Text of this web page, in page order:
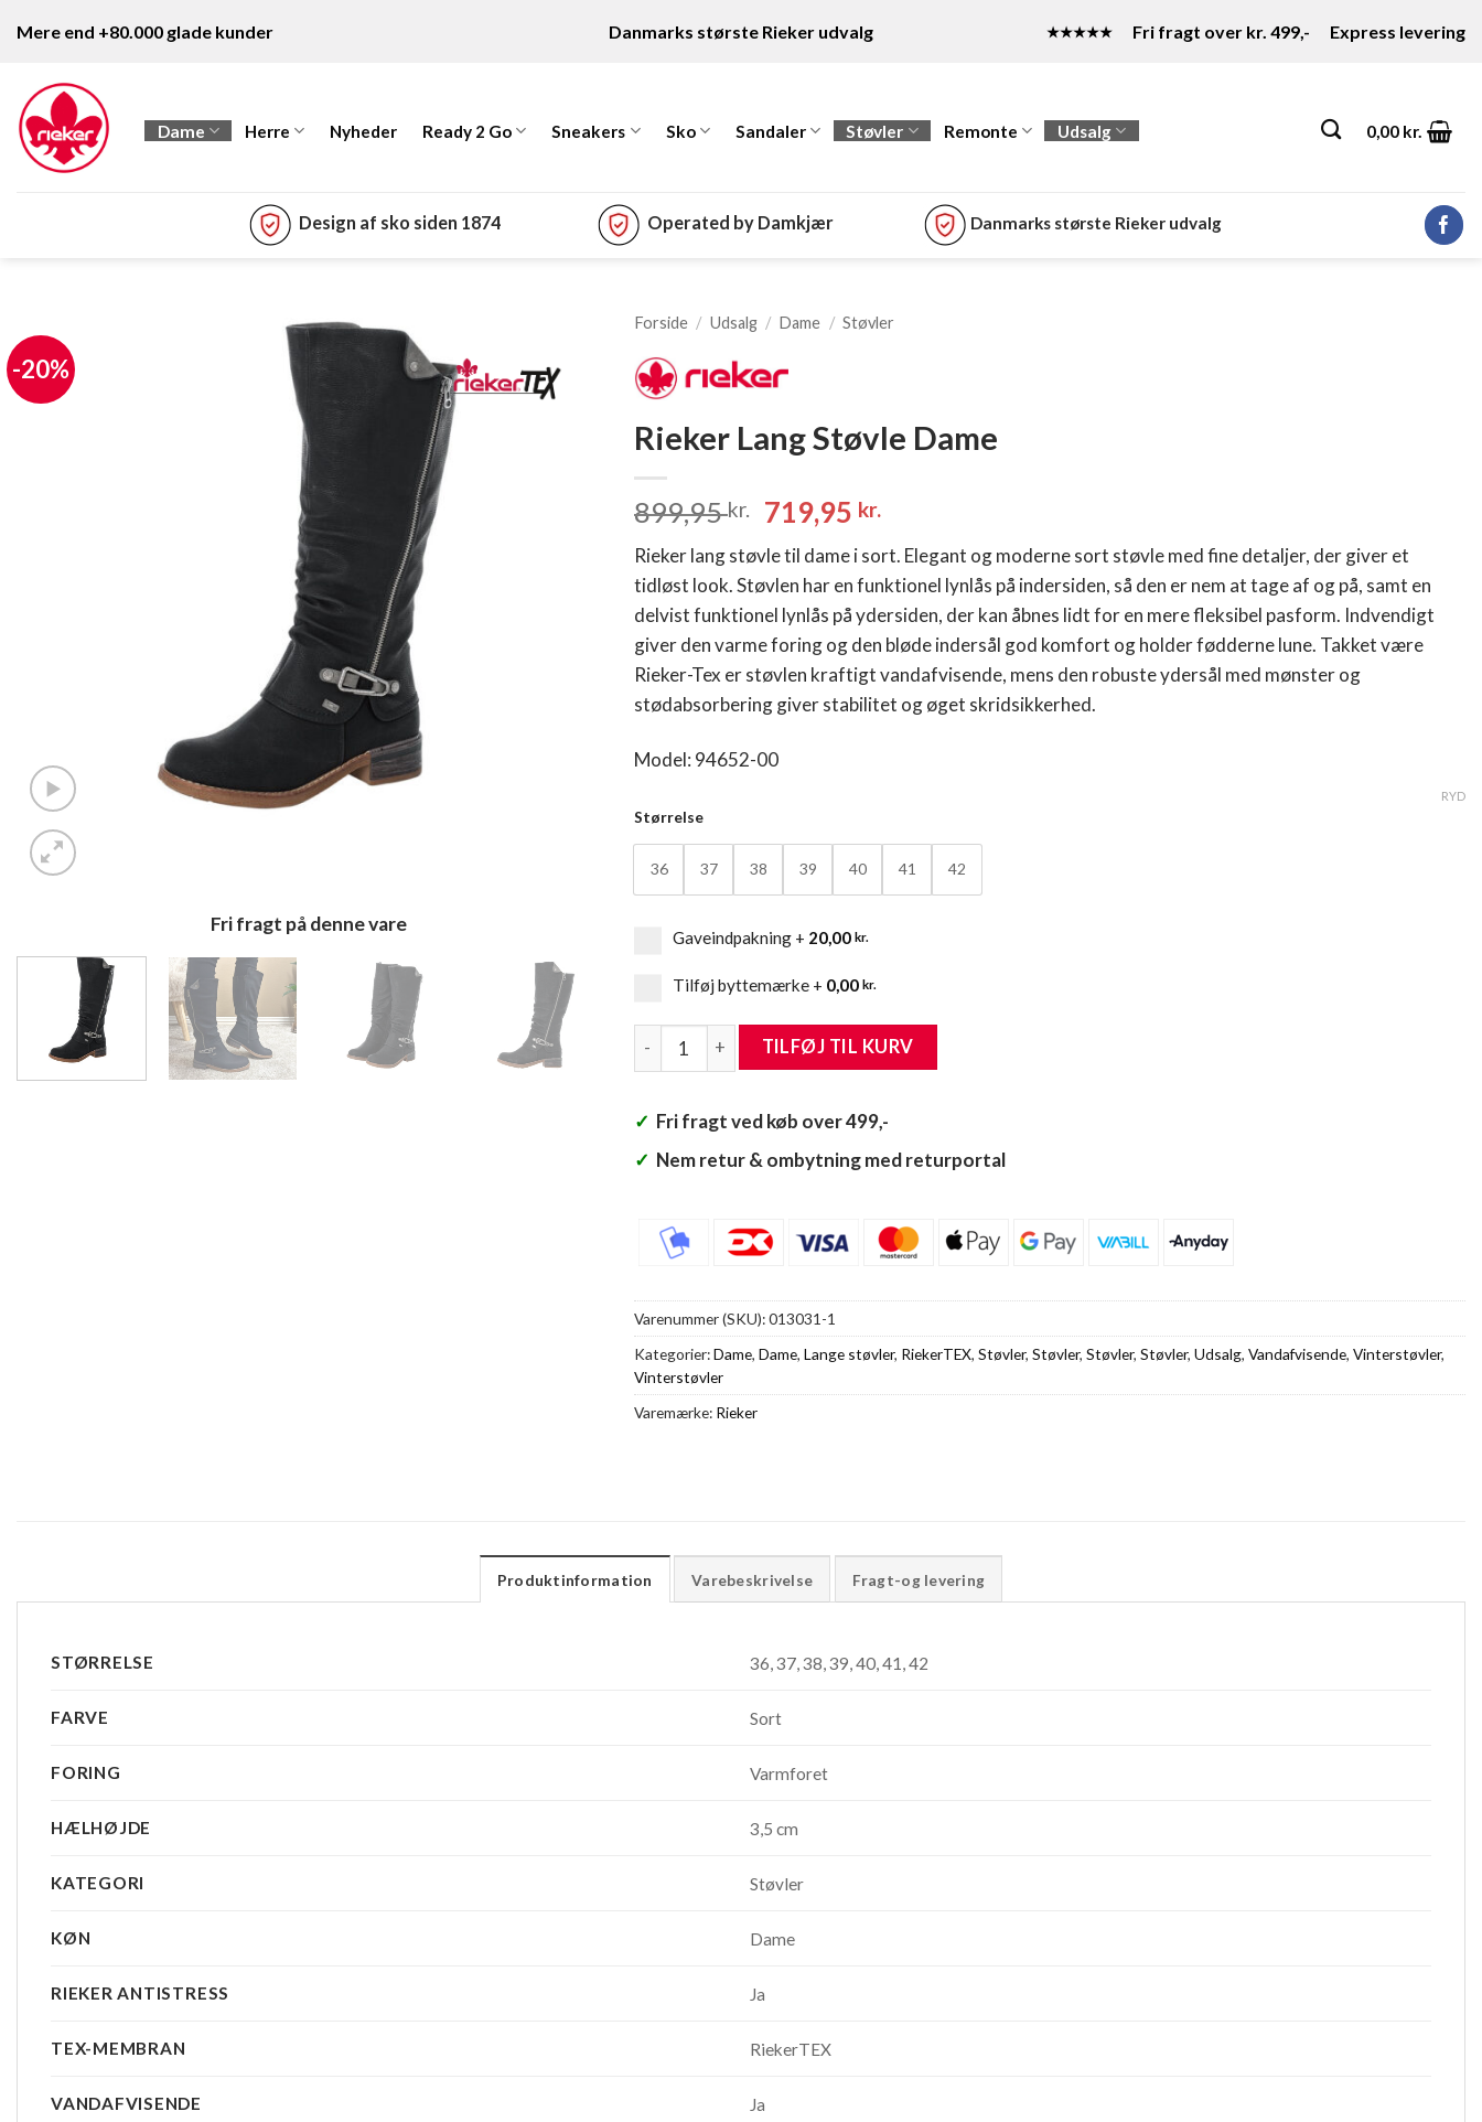
Mere end +80.000 glade kunder Danmarks største Rieker udvalg ★★★★★ Fri fragt over kr. 499,- Express levering
Dame Herre Nyheder Ready 2 Go Sneakers Sko Sandaler Støvler Remonte Udsalg 0,00 kr.
Design af sko siden 1874 Operated by Damkjær Danmarks største Rieker udvalg
-20%
Fri fragt på denne vare
Forside / Udsalg / Dame / Støvler
Rieker Lang Støvle Dame
899,95kr.
Den
oprindelige
pris
var:
899,95 kr..
719,95 kr.Den
pris
er:
719,95 kr..
Rieker lang støvle til dame i sort. Elegant og moderne sort støvle med fine detaljer, der giver et
tidløst look. Støvlen har en funktionel lynlås på indersiden, så den er nem at tage af og på, samt en
delvist funktionel lynlås på ydersiden, der kan åbnes lidt for en mere fleksibel pasform. Indvendigt
giver den varme foring og den bløde indersål god komfort og holder fødderne lune. Takket være
Rieker-Tex er støvlen kraftigt vandafvisende, mens den robuste ydersål med mønster og
stødabsorbering giver stabilitet og øget skridsikkerhed.
Model: 94652-00
Størrelse
36 37 38 39 40 41 42
RYD
Gaveindpakning + 20,00 kr.
Tilføj byttemærke + 0,00 kr.
Rieker Lang Støvle Dame antal
TILFØJ TIL KURV
✓ Fri fragt ved køb over 499,-
✓ Nem retur & ombytning med returportal
Varenummer (SKU):013031-1
Kategorier:Dame, Dame, Lange støvler, RiekerTEX, Støvler, Støvler, Støvler, Støvler, Udsalg, Vandafvisende, Vinterstøvler,
Vinterstøvler
Varemærke: Rieker
Produktinformation Varebeskrivelse Fragt-og levering
STØRRELSE 36, 37, 38, 39, 40, 41, 42
FARVE Sort
FORING Varmforet
HÆLHØJDE 3,5 cm
KATEGORI Støvler
KØN Dame
RIEKER ANTISTRESS Ja
TEX-MEMBRAN RiekerTEX
VANDAFVISENDE Ja